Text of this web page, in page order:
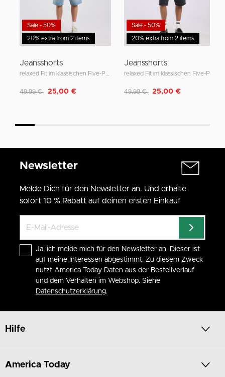
20% extra from 2 items
Sale - 50%
Jeansshorts
Reduziert von
49,99 € auf
25,00 €
20% extra from 2 items
Sale - 50%
Jeansshorts
Reduziert von
49,99 € auf
25,00 €
Newsletter
Melde Dich für den Newsletter an. Und erhalte
sofort 10 % Rabatt auf deinen ersten Einkauf
Ja, ich melde mich für den Newsletter an. Dieser ist
auf meine Interessen abgestimmt. Zu diesem Zweck
nutzt America Today Daten aus der Bestellverlauf
und dem Verhalten im Webshop. Siehe
Datenschutzerklärung.
Hilfe
America Today